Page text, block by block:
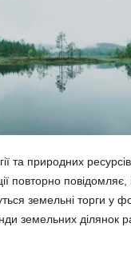
та природних ресурсів
повторно
земельні торги у
земельних ділянок